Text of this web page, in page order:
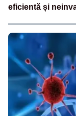
eficientă și